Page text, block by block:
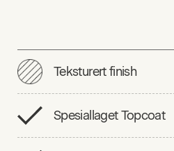
Teksturert finish
Spesiallaget Topcoat